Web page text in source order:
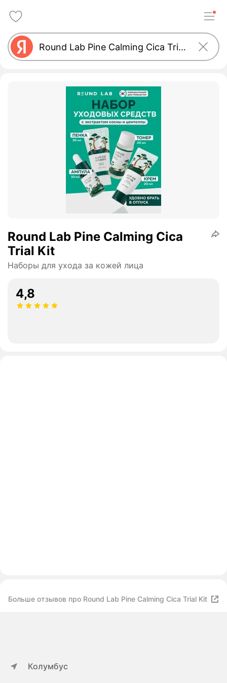
Round Lab Pine Calming Cica
Trial Kit
Наборы для ухода за кожей лица
4,8
Больше отзывов про Round Lab Pine Calming Cica Trial Kit
Колумбус